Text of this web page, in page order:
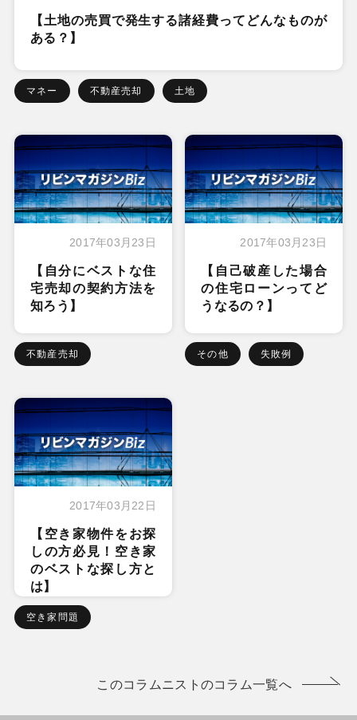
【土地の売買で発生する諸経費ってどんなものが
ある？】
マネー 不動産売却 土地
2017年03月23日
【自分にベストな住
宅売却の契約方法を
知ろう】
不動産売却
2017年03月23日
【自己破産した場合
の住宅ローンってど
うなるの？】
その他 失敗例
2017年03月22日
【空き家物件をお探
しの方必見！空き家
のベストな探し方と
は】
空き家問題
このコラムニストのコラム一覧へ